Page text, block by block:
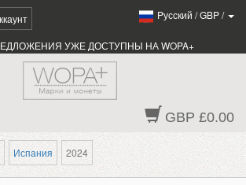
Pусский /GBP/
УЖЕ ДОСТУПНЫ НА WOPA+
GBP £0.00
Испания 2024